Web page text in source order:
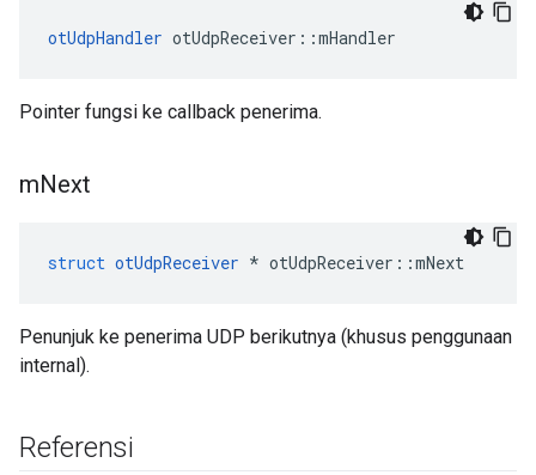
otUdpHandler otUdpReceiver ::mHandler
Pointer fungsi ke callback penerima.
mNext
struct otUdpReceiver * otUdpReceiver ::mNext
Penunjuk ke penerima UDP berikutnya (khusus penggunaan
internal).
Referensi